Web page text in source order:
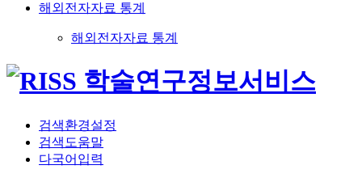
해외전자자료 통계
해외전자자료 통계
검색환경설정
검색도움말
다국어입력